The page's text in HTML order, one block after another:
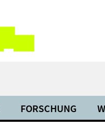
FORSCHUNG